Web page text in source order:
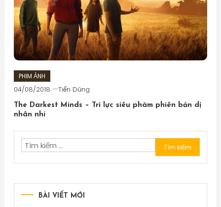
PHIM ẢNH
04/08/2018 Tiến Dũng
The Darkest Minds – Trí lực siêu phàm phiên bản dị
nhân nhí
Tìm
kiếm
BÀI VIẾT MỚI